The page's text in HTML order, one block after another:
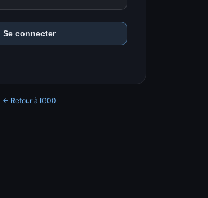
Se connecter
← Retour à IG00